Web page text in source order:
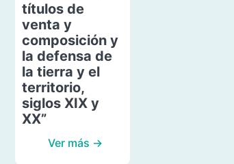
títulos de
venta y
composición y
la defensa de
la tierra y el
territorio,
siglos XIX y
XX”
Ver más →